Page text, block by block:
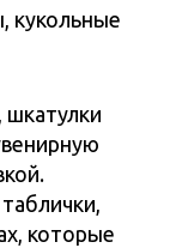
кукольные
которые